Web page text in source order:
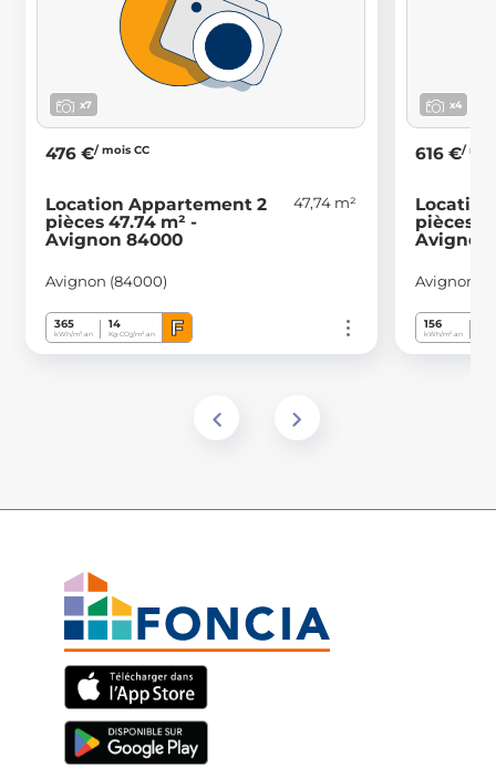
x7
476 €/ mois CC
Location Appartement 2
pièces 47.74 m² -
Avignon 84000
47,74 m²
Avignon (84000)
365
kWh/m².an
14
Kg CO2/m².an F
x4
616 €/
pièces
Avignon
Avignon
156
kWh/m².an